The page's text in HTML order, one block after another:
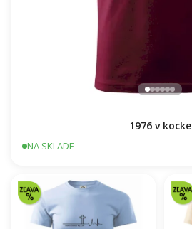
1976 v kocke
NA SKLADE